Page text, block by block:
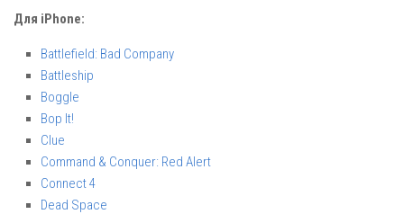
Для iPhone:
Battlefield: Bad Company
Battleship
Boggle
Bop It!
Clue
Command & Conquer: Red Alert
Connect 4
Dead Space